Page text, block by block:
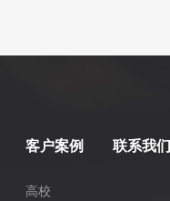
客户案例
高校
联系我们